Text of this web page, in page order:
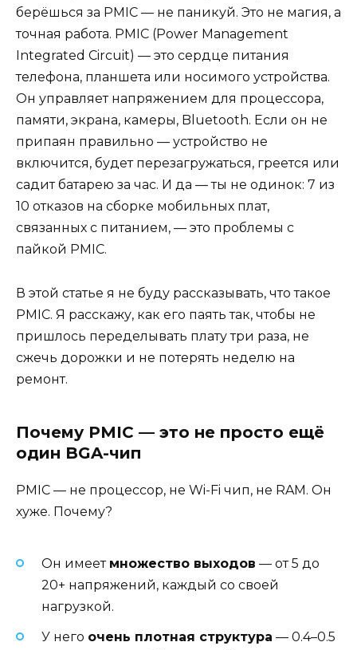
берёшься за PMIC — не паникуй. Это не магия, а
точная работа. PMIC (Power Management
Integrated Circuit) — это сердце питания
телефона, планшета или носимого устройства.
Он управляет напряжением для процессора,
памяти, экрана, камеры, Bluetooth. Если он не
припаян правильно — устройство не
включится, будет перезагружаться, греется или
садит батарею за час. И да — ты не одинок: 7 из
10 отказов на сборке мобильных плат,
связанных с питанием, — это проблемы с
пайкой PMIC.
В этой статье я не буду рассказывать, что такое
PMIC. Я расскажу, как его паять так, чтобы не
пришлось переделывать плату три раза, не
сжечь дорожки и не потерять неделю на
ремонт.
Почему PMIC — это не просто ещё
один BGA-чип
PMIC — не процессор, не Wi-Fi чип, не RAM. Он
хуже. Почему?
Он имеет множество выходов — от 5 до
20+ напряжений, каждый со своей
нагрузкой.
У него очень плотная структура — 0.4–0.5